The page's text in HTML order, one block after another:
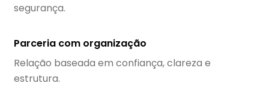
segurança.
Parceria com organização
Relação baseada em confiança, clareza e
estrutura.